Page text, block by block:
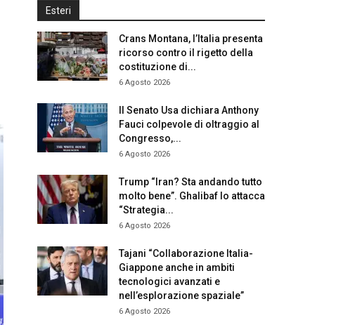
Esteri
Crans Montana, l’Italia presenta
ricorso contro il rigetto della
costituzione di...
6 Agosto 2026
Il Senato Usa dichiara Anthony
Fauci colpevole di oltraggio al
Congresso,...
6 Agosto 2026
Trump “Iran? Sta andando tutto
molto bene”. Ghalibaf lo attacca
“Strategia...
6 Agosto 2026
Tajani “Collaborazione Italia-
Giappone anche in ambiti
tecnologici avanzati e
nell’esplorazione spaziale”
6 Agosto 2026